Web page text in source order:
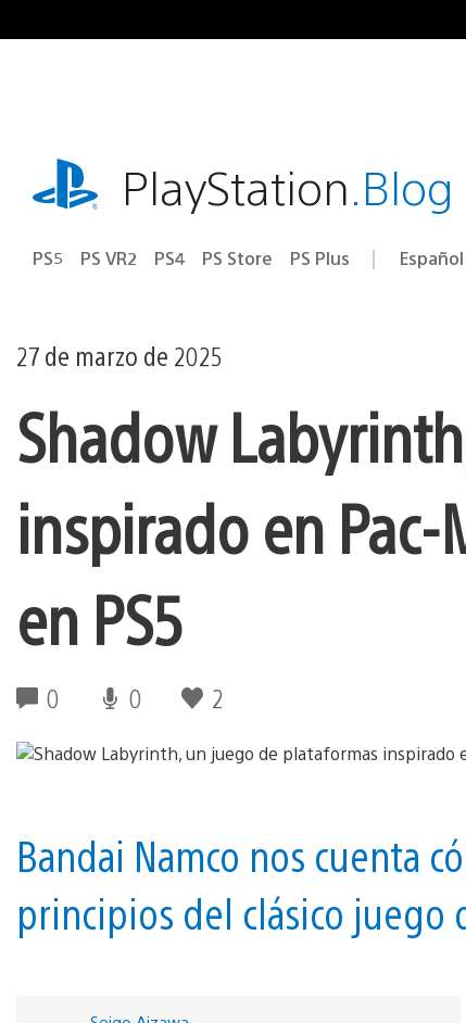
al
playstation.comPlayStation.Blog
PS5 PS VR2 PS4 PS Store PS Plus Región
27 de marzo de 2025
Shadow
inspirado en
en PS5
0 0 2
Bandai Namco nos cuenta
principios del clásico juego